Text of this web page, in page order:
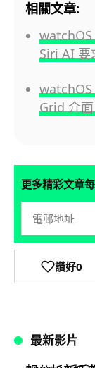
相關文章:
Siri AI 要
Grid 介
更多精彩文章
讚好0
最新影片